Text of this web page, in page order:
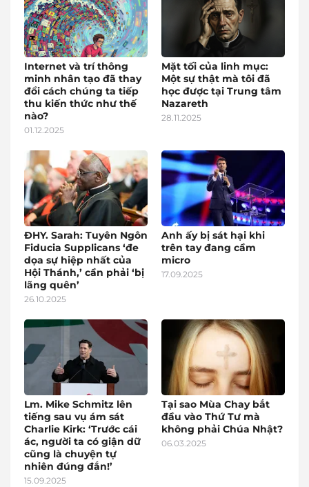
Internet và trí thông
minh nhân tạo đã thay
đổi cách chúng ta tiếp
thu kiến thức như thế
nào?
01.12.2025
Mặt tối của linh mục:
Một sự thật mà tôi đã
học được tại Trung tâm
Nazareth
28.11.2025
ĐHY. Sarah: Tuyên Ngôn
Fiducia Supplicans ‘đe
dọa sự hiệp nhất của
Hội Thánh,’ cần phải ‘bị
lãng quên’
26.10.2025
Anh ấy bị sát hại khi
trên tay đang cầm
micro
17.09.2025
Lm. Mike Schmitz lên
tiếng sau vụ ám sát
Charlie Kirk: ‘Trước cái
ác, người ta có giận dữ
cũng là chuyện tự
nhiên đúng đắn!’
15.09.2025
Tại sao Mùa Chay bắt
đầu vào Thứ Tư mà
không phải Chúa Nhật?
06.03.2025